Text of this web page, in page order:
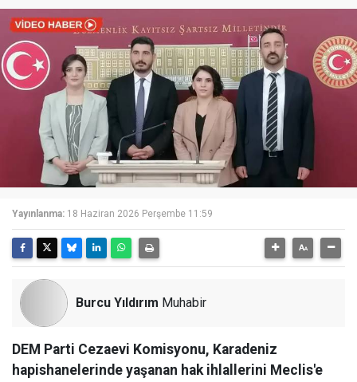
Yayınlanma: 18 Haziran 2026 Perşembe 11:59
Burcu Yıldırım Muhabir
DEM Parti Cezaevi Komisyonu, Karadeniz
hapishanelerinde yaşanan hak ihlallerini Meclis'e